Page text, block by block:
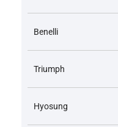
Benelli
Triumph
Hyosung